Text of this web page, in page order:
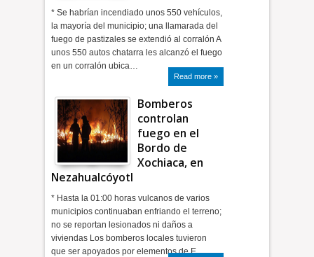
* Se habrían incendiado unos 550 vehículos,
la mayoría del municipio; una llamarada del
fuego de pastizales se extendió al corralón A
unos 550 autos chatarra les alcanzó el fuego
en un corralón ubica…
Read more »
Bomberos
controlan
fuego en el
Bordo de
Xochiaca, en
Nezahualcóyotl
* Hasta la 01:00 horas vulcanos de varios
municipios continuaban enfriando el terreno;
no se reportan lesionados ni daños a
viviendas Los bomberos locales tuvieron
que ser apoyados por elementos de E…